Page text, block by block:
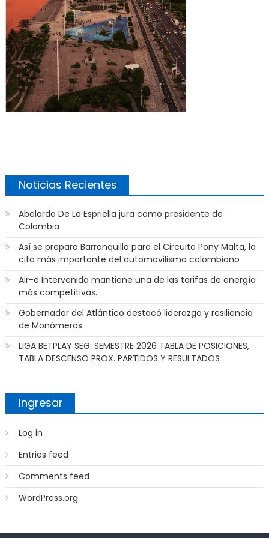
Noticias Recientes
Abelardo De La Espriella jura como presidente de
Colombia
Así se prepara Barranquilla para el Circuito Pony Malta, la
cita más importante del automovilismo colombiano
Air-e Intervenida mantiene una de las tarifas de energía
más competitivas.
Gobernador del Atlántico destacó liderazgo y resiliencia
de Monómeros
LIGA BETPLAY SEG. SEMESTRE 2026 TABLA DE POSICIONES,
TABLA DESCENSO PROX. PARTIDOS Y RESULTADOS
Ingresar
Log in
Entries feed
Comments feed
WordPress.org